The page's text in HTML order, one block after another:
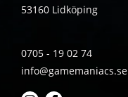
53160 Lidköping
0705 - 19 02 74
info@gamemaniacs.se